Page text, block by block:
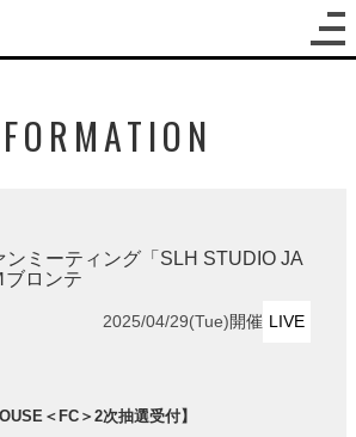
ンミーティング「SLH STUDIO JA
ブロンテ
2025/04/29(Tue)開催 LIVE
＜FC＞2次抽選受付】